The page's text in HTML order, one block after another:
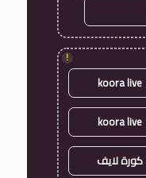
!
koora live
koora live
كورة لايف